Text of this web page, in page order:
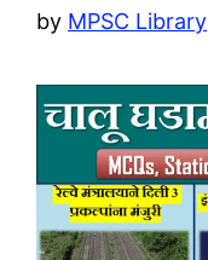
by MPSC Library